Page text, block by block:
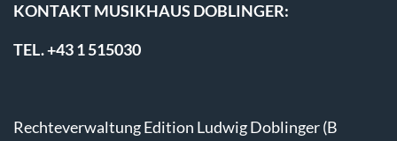
KONTAKT MUSIKHAUS DOBLINGER:
TEL. +43 1 515030
Rechteverwaltung Edition Ludwig Doblinger (B